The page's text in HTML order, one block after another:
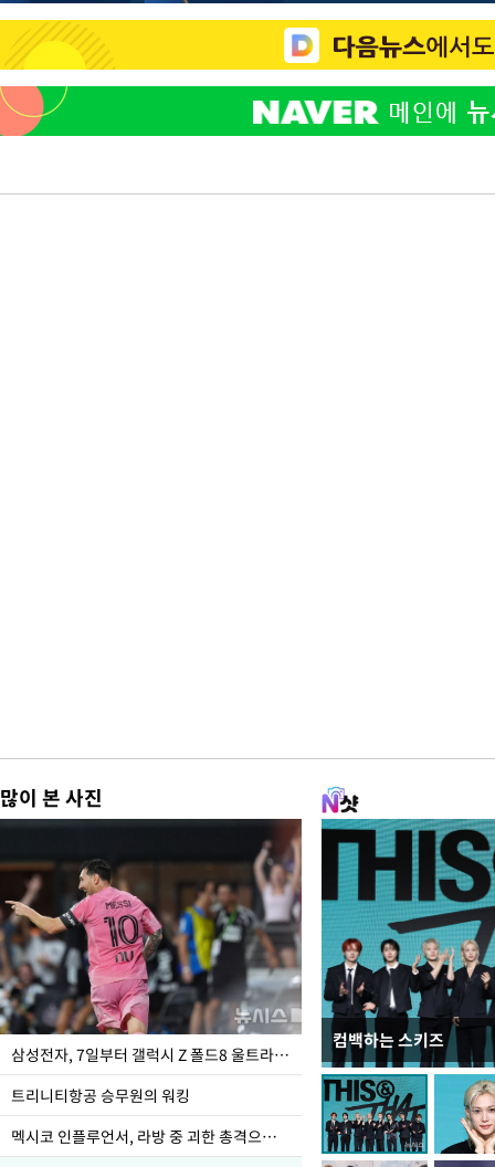
많이 본 사진
삼성전자, 7일부터 갤럭시 Z 폴드8 울트라·폴드8·플립8 출시
트리니티항공 승무원의 워킹
멕시코 인플루언서, 라방 중 괴한 총격으로 사망
컴백하는 스키즈
오세훈 "용산어린이
어"